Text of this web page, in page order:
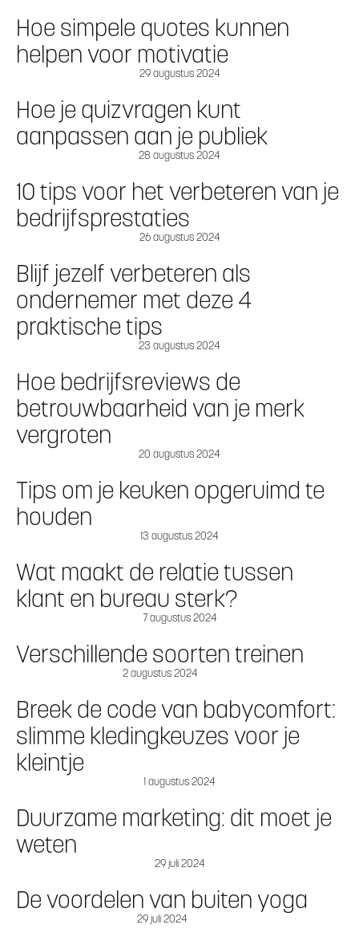
Hoe simpele quotes kunnen
helpen voor motivatie
29 augustus 2024
Hoe je quizvragen kunt
aanpassen aan je publiek
28 augustus 2024
10 tips voor het verbeteren van je
bedrijfsprestaties
26 augustus 2024
Blijf jezelf verbeteren als
ondernemer met deze 4
praktische tips
23 augustus 2024
Hoe bedrijfsreviews de
betrouwbaarheid van je merk
vergroten
20 augustus 2024
Tips om je keuken opgeruimd te
houden
13 augustus 2024
Wat maakt de relatie tussen
klant en bureau sterk?
7 augustus 2024
Verschillende soorten treinen
2 augustus 2024
Breek de code van babycomfort:
slimme kledingkeuzes voor je
kleintje
1 augustus 2024
Duurzame marketing: dit moet je
weten
29 juli 2024
De voordelen van buiten yoga
29 juli 2024